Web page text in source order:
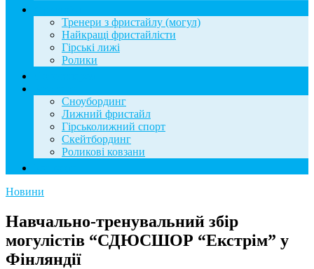
Тренери з фристайлу (могул)
Найкращі фристайлісти
Гірські лижі
Ролики
Сноубординг
Лижний фристайл
Гірськолижний спорт
Скейтбординг
Роликові ковзани
Новини
Навчально-тренувальний збір
могулістів “СДЮСШОР “Екстрім” у
Фінляндії